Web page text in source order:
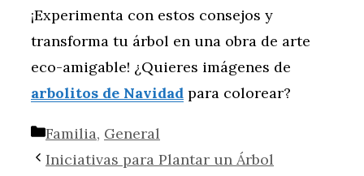
¡Experimenta con estos consejos y
transforma tu árbol en una obra de arte
eco-amigable! ¿Quieres imágenes de
arbolitos de Navidad para colorear?
Categorías
Familia, General
Iniciativas para Plantar un Árbol